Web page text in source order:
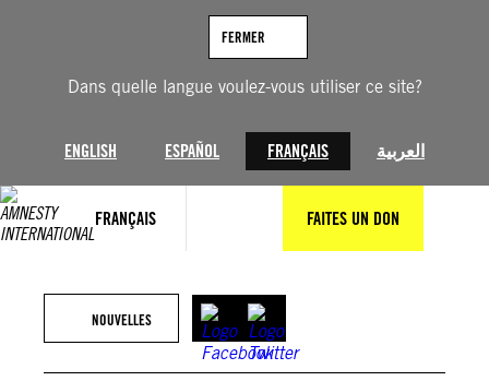
Dans quelle langue voulez-vous utiliser ce site?
ENGLISH ESPAÑOL FRANÇAIS العربية
FERMER
FRANÇAIS FAITES UN DON
NOUVELLES